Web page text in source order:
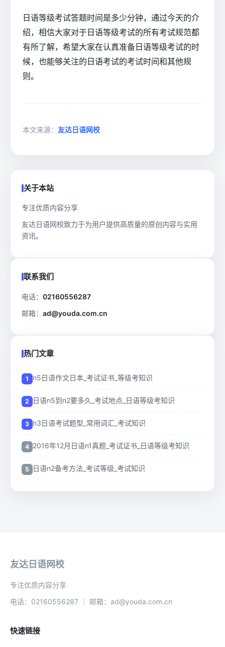
日语等级考试答题时间是多少分钟，通过今天的介
绍，相信大家对于日语等级考试的所有考试规范都
有所了解，希望大家在认真准备日语等级考试的时
候，也能够关注的日语考试的考试时间和其他规
则。
本文来源： 友达日语网校
关于本站
专注优质内容分享
友达日语网校致力于为用户提供高质量的原创内容与实用
资讯。
联系我们
电话： 02160556287
邮箱： ad@youda.com.cn
热门文章
n5日语作文日本_考试证书_等级考知识
日语n5到n2要多久_考试地点_日语等级考知识
n3日语考试题型_常用词汇_考试知识
2016年12月日语n1真题_考试证书_日语等级考知识
日语n2备考方法_考试等级_考试知识
友达日语网校
专注优质内容分享
电话：02160556287 ｜ 邮箱：ad@youda.com.cn
快速链接